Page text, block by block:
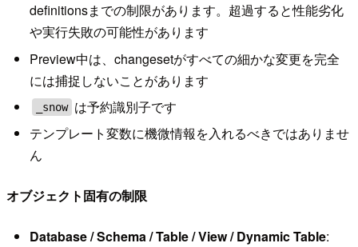
definitionsまでの制限があります。超過すると性能劣化
や実行失敗の可能性があります
Preview中は、changesetがすべての細かな変更を完全
には捕捉しないことがあります
_snow は予約識別子です
テンプレート変数に機微情報を入れるべきではありませ
ん
オブジェクト固有の制限
Database / Schema / Table / View / Dynamic Table: